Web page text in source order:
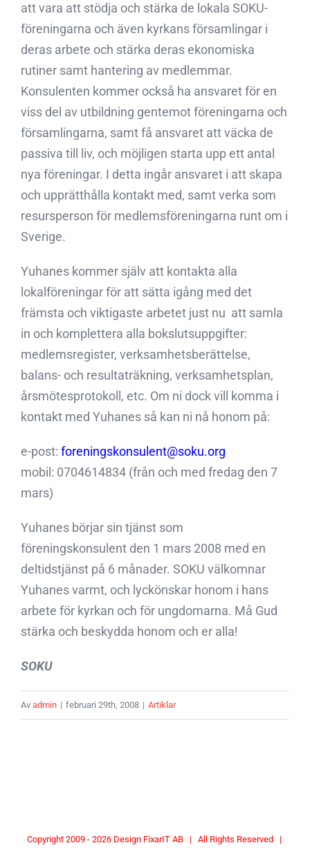
att vara att stödja och stärka de lokala SOKU-
föreningarna och även kyrkans församlingar i
deras arbete och stärka deras ekonomiska
rutiner samt hantering av medlemmar.
Konsulenten kommer också ha ansvaret för en
viss del av utbildning gentemot föreningarna och
församlingarna, samt få ansvaret att väcka de
passiva till liv, och möjligen starta upp ett antal
nya föreningar. I detta ingår ansvaret i att skapa
och upprätthålla kontakt med, samt verka som
resursperson för medlemsföreningarna runt om i
Sverige.
Yuhanes kommer själv att kontakta alla
lokalföreningar för att sätta igång med det
främsta och viktigaste arbetet just nu  att samla
in och komplettera alla bokslutsuppgifter:
medlemsregister, verksamhetsberättelse,
balans- och resultaträkning, verksamhetsplan,
årsmötesprotokoll, etc. Om ni dock vill komma i
kontakt med Yuhanes så kan ni nå honom på:
e-post: foreningskonsulent@soku.org
mobil: 0704614834 (från och med fredag den 7
mars)
Yuhanes börjar sin tjänst som
föreningskonsulent den 1 mars 2008 med en
deltidstjänst på 6 månader. SOKU välkomnar
Yuhanes varmt, och lyckönskar honom i hans
arbete för kyrkan och för ungdomarna. Må Gud
stärka och beskydda honom och er alla!
SOKU
Av admin | februari 29th, 2008 | Artiklar
Copyright 2009 - 2026 Design FixarIT AB| All Rights Reserved |